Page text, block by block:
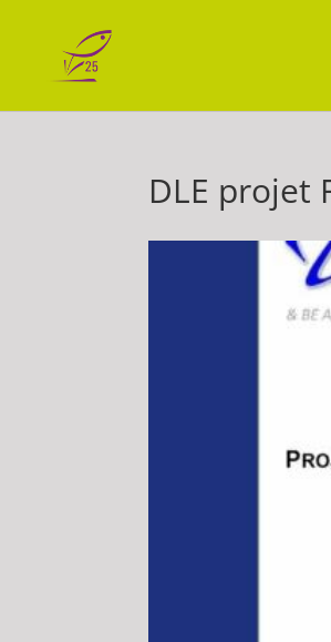
DLE projet